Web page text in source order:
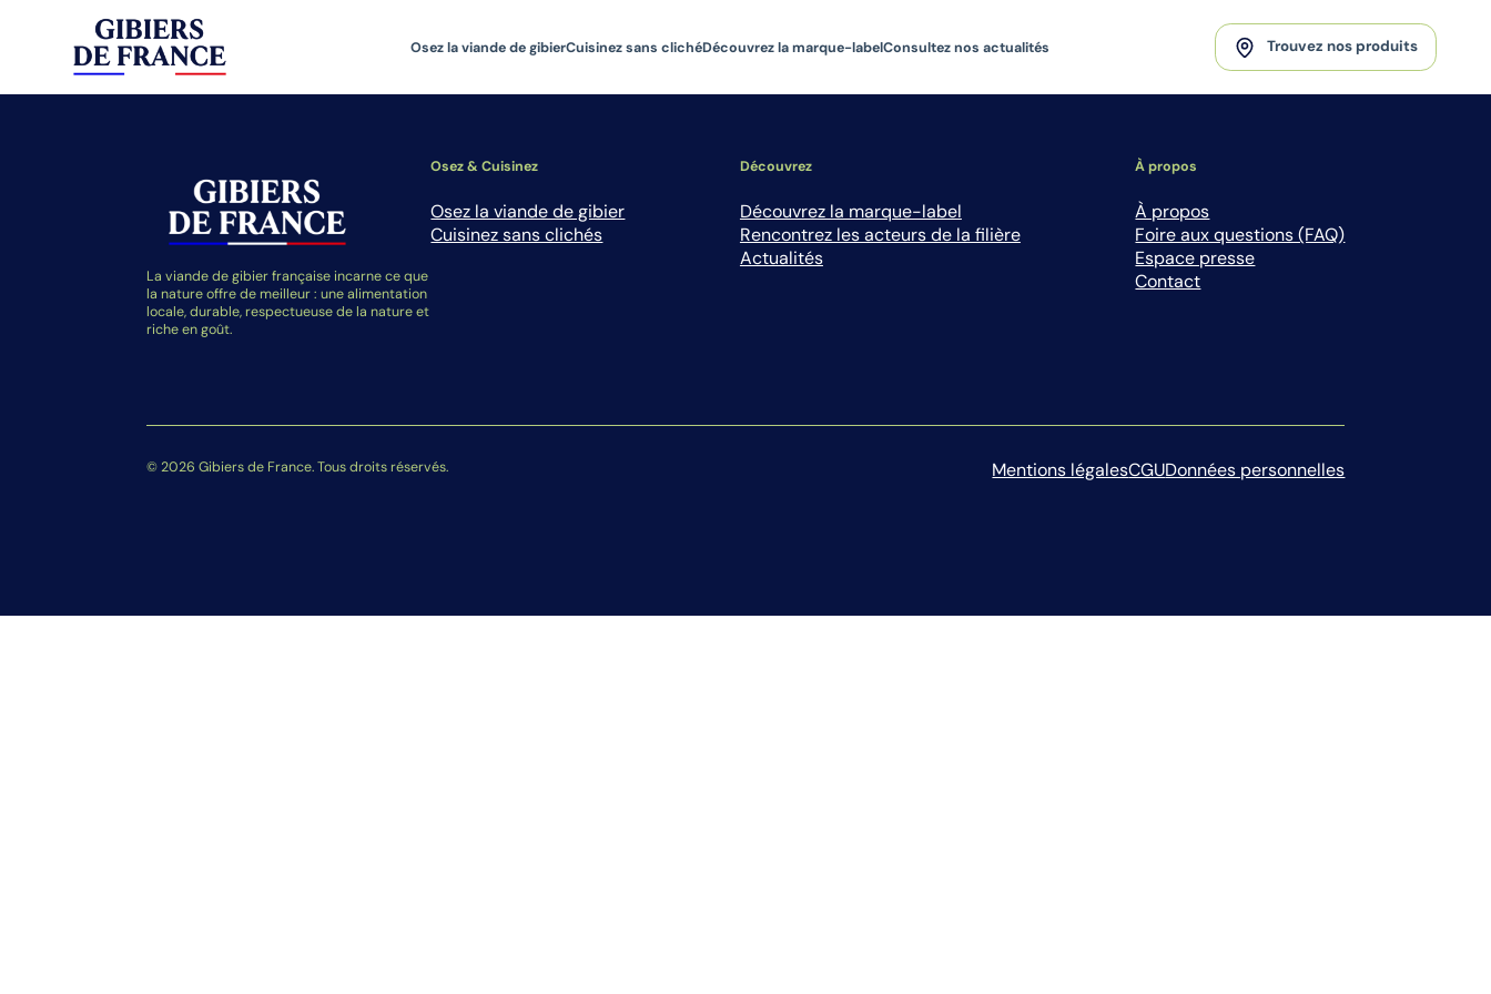
Osez la viande de gibierCuisinez sans clichéDécouvrez la marque-labelConsultez nos actualités Trouvez nos produits
La viande de gibier française incarne ce que
la nature offre de meilleur : une alimentation
locale, durable, respectueuse de la nature et
riche en goût.
Osez & Cuisinez
Osez la viande de gibier
Cuisinez sans clichés
Découvrez
Découvrez la marque-label
Rencontrez les acteurs de la filière
Actualités
À propos
À propos
Foire aux questions (FAQ)
Espace presse
Contact
© 2026 Gibiers de France. Tous droits réservés. Mentions légalesCGUDonnées personnelles